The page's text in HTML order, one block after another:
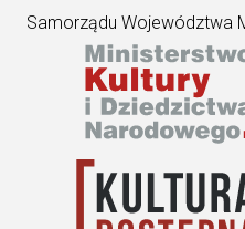
Samorządu Województwa